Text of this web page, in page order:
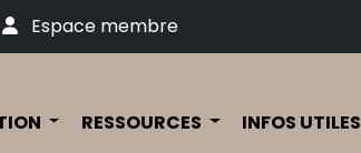
Espace membre
RESSOURCES INFOS UTILES